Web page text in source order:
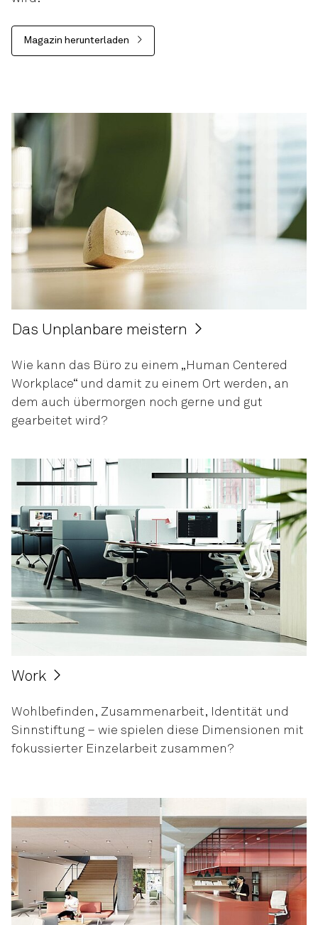
Magazin herunterladen
Das Unplanbare meistern
Wie kann das Büro zu einem „Human Centered
Workplace“ und damit zu einem Ort werden, an
dem auch übermorgen noch gerne und gut
gearbeitet wird?
Work
Wohlbefinden, Zusammenarbeit, Identität und
Sinnstiftung – wie spielen diese Dimensionen mit
fokussierter Einzelarbeit zusammen?